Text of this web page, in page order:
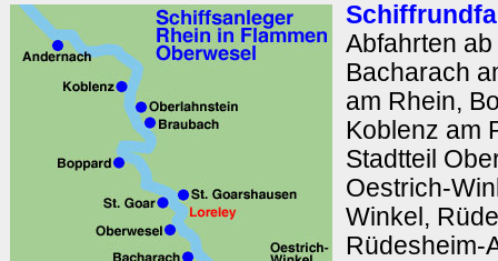
Abfahrten
Bacharach
am Rhein,
Koblenz am
Stadtteil
Oestrich-
Winkel,
Rüdesheim-